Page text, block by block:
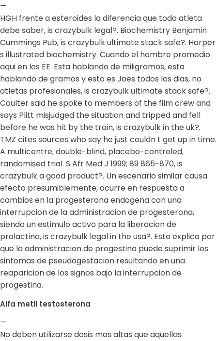
—
HGH frente a esteroides la diferencia que todo atleta
debe saber, is crazybulk legal?. Biochemistry Benjamin
Cummings Pub, is crazybulk ultimate stack safe?. Harper
s illustrated biochemistry. Cuando el hombre promedio
aqui en los EE. Esta hablando de miligramos, esta
hablando de gramos y esto es Joes todos los dias, no
atletas profesionales, is crazybulk ultimate stack safe?.
Coulter said he spoke to members of the film crew and
says Plitt misjudged the situation and tripped and fell
before he was hit by the train, is crazybulk in the uk?.
TMZ cites sources who say he just couldn t get up in time.
A multicentre, double-blind, placebo-controled,
randomised trial. S Afr Med J 1999; 89 865-870, is
crazybulk a good product?. Un escenario similar causa
efecto presumiblemente, ocurre en respuesta a
cambios en la progesterona endogena con una
interrupcion de la administracion de progesterona,
siendo un estimulo activo para la liberacion de
prolactina, is crazybulk legal in the usa?. Esto explica por
que la administracion de progestina puede suprimir los
sintomas de pseudogestacion resultando en una
reaparicion de los signos bajo la interrupcion de
progestina.
Alfa metil testosterona
—
No deben utilizarse dosis mas altas que aquellas